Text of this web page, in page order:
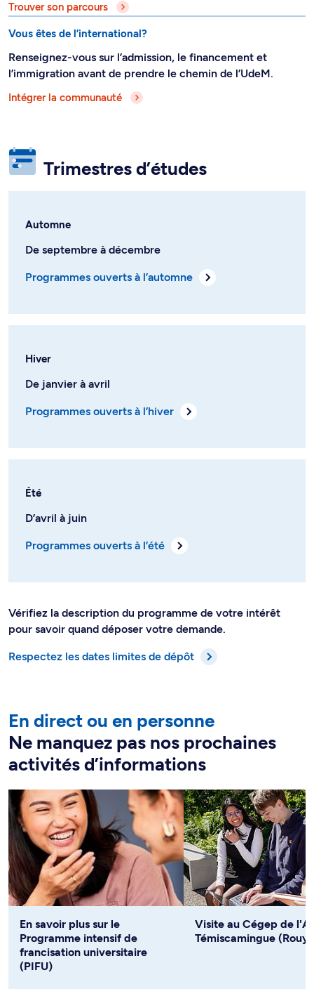
Trouver son parcours
Vous êtes de l’international?
Renseignez-vous sur l’admission, le financement et
l’immigration avant de prendre le chemin de l’UdeM.
Intégrer la communauté
Trimestres d’études
Automne
De septembre à décembre
Programmes ouverts à l’automne
Hiver
De janvier à avril
Programmes ouverts à l’hiver
Été
D’avril à juin
Programmes ouverts à l’été
Vérifiez la description du programme de votre intérêt
pour savoir quand déposer votre demande.
Respectez les dates limites de dépôt
En direct ou en personne
Ne manquez pas nos prochaines
activités d’informations
En savoir plus sur le
Programme intensif de
francisation universitaire
(PIFU)
Visite au Cégep de
Témiscamingue